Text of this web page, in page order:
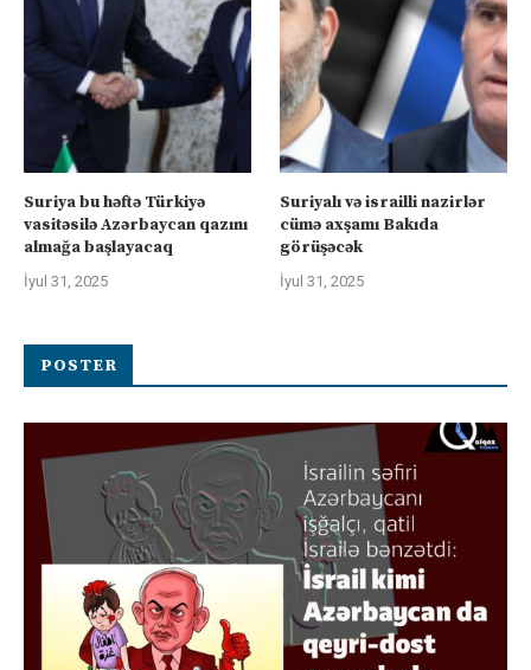
Suriya bu həftə Türkiyə
vasitəsilə Azərbaycan qazını
almağa başlayacaq
İyul 31, 2025
Suriyalı və israilli nazirlər
cümə axşamı Bakıda
görüşəcək
İyul 31, 2025
POSTER